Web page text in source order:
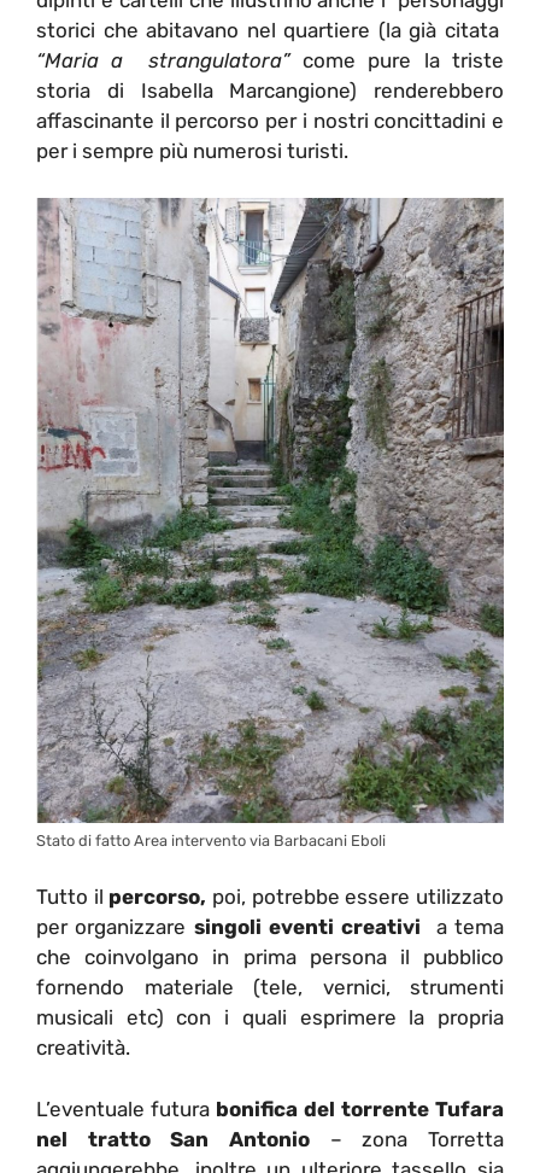
storici che abitavano nel quartiere (la già citata
“Maria a strangulatora”come pure la triste
storia di Isabella Marcangione) renderebbero
affascinante il percorso per i nostri concittadini e
per i sempre più numerosi turisti.
Stato di fatto Area intervento via Barbacani Eboli
Tutto il percorso, poi, potrebbe essere utilizzato
per organizzare singoli eventi creativi a tema
che coinvolgano in prima persona il pubblico
fornendo materiale (tele, vernici, strumenti
musicali etc) con i quali esprimere la propria
creatività.
L’eventuale futura bonifica del torrente Tufara
nel tratto San Antonio – zona Torretta